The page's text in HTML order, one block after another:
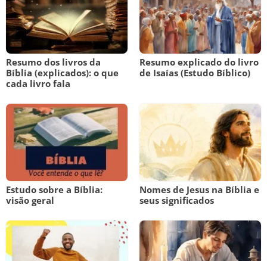
Resumo dos livros da
Bíblia (explicados): o que
cada livro fala
Resumo explicado do livro
de Isaías (Estudo Bíblico)
Estudo sobre a Bíblia:
visão geral
Nomes de Jesus na Bíblia e
seus significados